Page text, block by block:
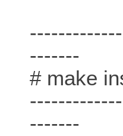
-------
# make
-------